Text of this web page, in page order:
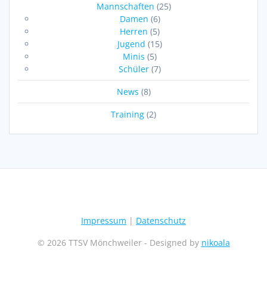
Mannschaften (25)
Damen (6)
Herren (5)
Jugend (15)
Minis (5)
Schüler (7)
News (8)
Training (2)
Impressum | Datenschutz
© 2026 TTSV Mönchweiler - Designed by nikoala